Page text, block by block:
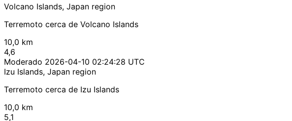
Volcano Islands, Japan region
Terremoto cerca de Volcano Islands
10,0 km
4,6
Moderado 2026-04-10 02:24:28 UTC
Izu Islands, Japan region
Terremoto cerca de Izu Islands
10,0 km
5,1